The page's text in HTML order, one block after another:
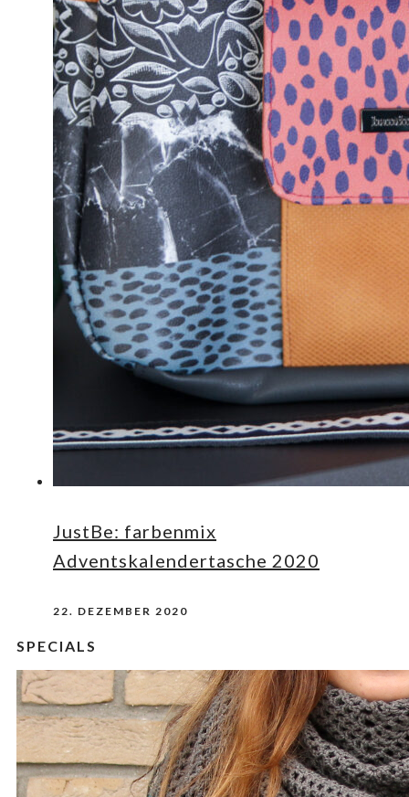
JustBe: farbenmix
Adventskalendertasche 2020
22. DEZEMBER 2020
SPECIALS